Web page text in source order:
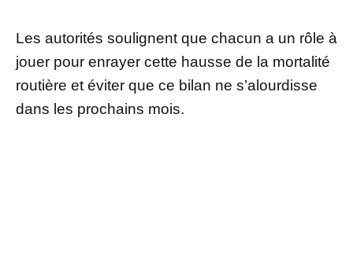
Les autorités soulignent que chacun a un rôle à
jouer pour enrayer cette hausse de la mortalité
routière et éviter que ce bilan ne s’alourdisse
dans les prochains mois.